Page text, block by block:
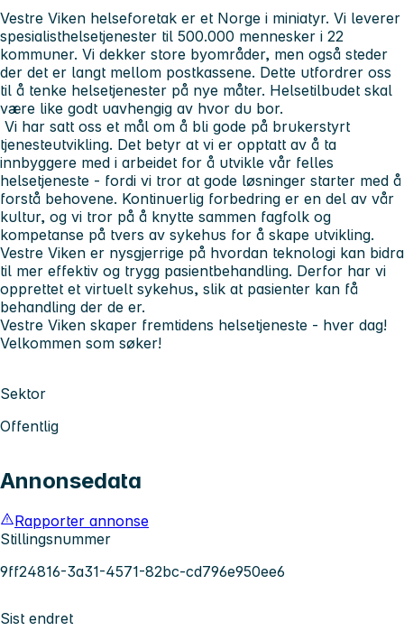
Vestre Viken helseforetak er et Norge i miniatyr. Vi leverer
spesialisthelsetjenester til 500.000 mennesker i 22
kommuner. Vi dekker store byområder, men også steder
der det er langt mellom postkassene. Dette utfordrer oss
til å tenke helsetjenester på nye måter. Helsetilbudet skal
være like godt uavhengig av hvor du bor.
Vi har satt oss et mål om å bli gode på brukerstyrt
tjenesteutvikling. Det betyr at vi er opptatt av å ta
innbyggere med i arbeidet for å utvikle vår felles
helsetjeneste - fordi vi tror at gode løsninger starter med å
forstå behovene. Kontinuerlig forbedring er en del av vår
kultur, og vi tror på å knytte sammen fagfolk og
kompetanse på tvers av sykehus for å skape utvikling.
Vestre Viken er nysgjerrige på hvordan teknologi kan bidra
til mer effektiv og trygg pasientbehandling. Derfor har vi
opprettet et virtuelt sykehus, slik at pasienter kan få
behandling der de er.
Vestre Viken skaper fremtidens helsetjeneste - hver dag!
Velkommen som søker!
Sektor
Offentlig
Annonsedata
Rapporter annonse
Stillingsnummer
9ff24816-3a31-4571-82bc-cd796e950ee6
Sist endret